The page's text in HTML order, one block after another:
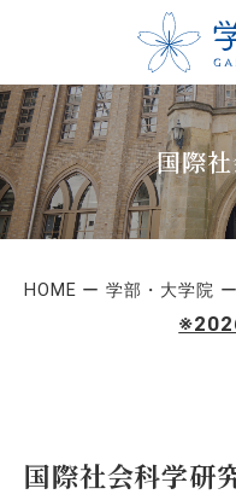
国際
HOME 学部・大学院
国際社会科学研